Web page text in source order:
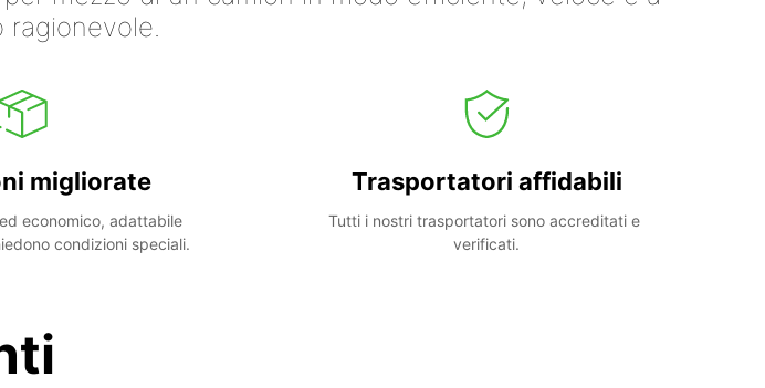
ragionevole.
migliorate
economico, adattabile
condizioni speciali.
Trasportatori affidabili
Tutti i nostri trasportatori sono accreditati e
verificati.